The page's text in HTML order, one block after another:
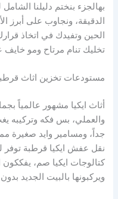
بهالجزء بنختم دليلنا
الدقيقة، ونجاوب على أبرز
الحين وتفيدك في اتخاذ
تخليك تنام مرتاح ومو
مستودعات تخزين اثاث
أثاث ايكيا مشهور عالمياً
والعملي، بس فكه وتركيبه
جداً، ومسامير وايد صغيرة
نقل عفش ايكيا قرطبة توفر
كتالوجات ايكيا صم، يفككون
ويركبونها بالبيت الجديد